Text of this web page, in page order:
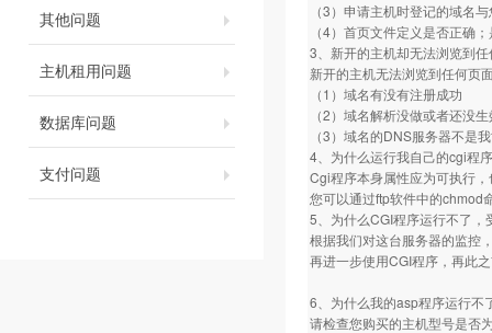
其他问题
主机租用问题
数据库问题
支付问题
（3）申请主机时登记的域名
（4）首页文件定义是否正确
3、新开的主机却无法浏览到
新开的主机无法浏览到任何页
（1）域名有没有注册成功
（2）域名解析没做或者还没
（3）域名的DNS服务器不是
4、为什么运行我自己的cgi程
Cgi程序本身属性应为可执行
您可以通过ftp软件中的chmod
5、为什么CGI程序运行不了，
根据我们对这台服务器的监控
再进一步使用CGI程序，再此
6、为什么我的asp程序运行不
请检查您购买的主机型号是否